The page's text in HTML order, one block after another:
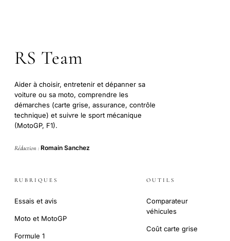
RS Team
Aider à choisir, entretenir et dépanner sa
voiture ou sa moto, comprendre les
démarches (carte grise, assurance, contrôle
technique) et suivre le sport mécanique
(MotoGP, F1).
Rédaction : Romain Sanchez
RUBRIQUES
Essais et avis
Moto et MotoGP
Formule 1
OUTILS
Comparateur
véhicules
Coût carte grise